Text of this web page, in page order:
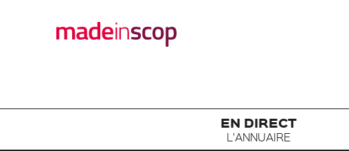
EN DIRECT
L'ANNUAIRE